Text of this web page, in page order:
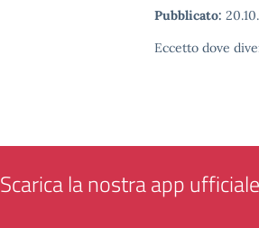
Pubblicato:
Eccetto dove
Scarica la nostra app